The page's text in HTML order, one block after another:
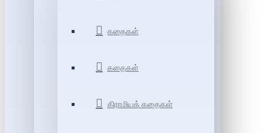
கதைகள்
கதைகள்
கிராமியக் கதைகள்